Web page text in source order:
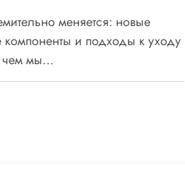
меняется: новые
компоненты и подходы к уходу
чем мы…